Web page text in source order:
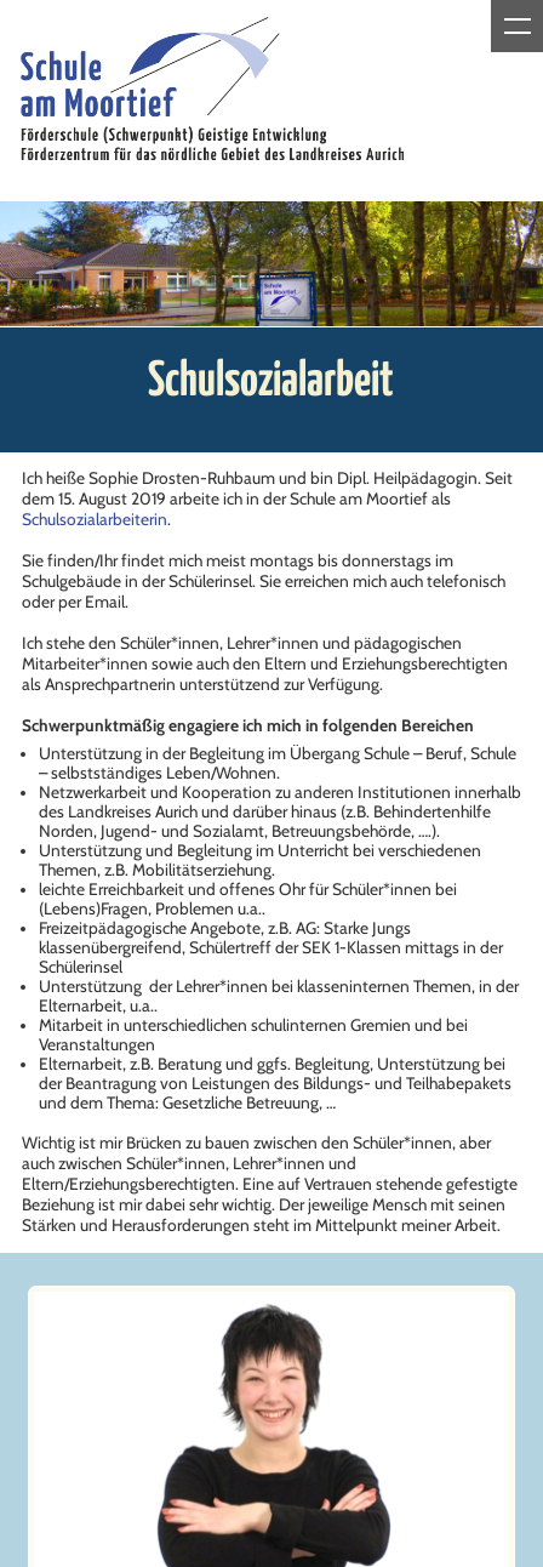
Schulsozialarbeit
Ich heiße Sophie Drosten-Ruhbaum und bin Dipl. Heilpädagogin. Seit
dem 15. August 2019 arbeite ich in der Schule am Moortief als
Schulsozialarbeiterin.
Sie finden/Ihr findet mich meist montags bis donnerstags im
Schulgebäude in der Schülerinsel. Sie erreichen mich auch telefonisch
oder per Email.
Ich stehe den Schüler*innen, Lehrer*innen und pädagogischen
Mitarbeiter*innen sowie auch den Eltern und Erziehungsberechtigten
als Ansprechpartnerin unterstützend zur Verfügung.
Schwerpunktmäßig engagiere ich mich in folgenden Bereichen
Unterstützung in der Begleitung im Übergang Schule – Beruf, Schule
– selbstständiges Leben/Wohnen.
Netzwerkarbeit und Kooperation zu anderen Institutionen innerhalb
des Landkreises Aurich und darüber hinaus (z.B. Behindertenhilfe
Norden, Jugend- und Sozialamt, Betreuungsbehörde, ….).
Unterstützung und Begleitung im Unterricht bei verschiedenen
Themen, z.B. Mobilitätserziehung.
leichte Erreichbarkeit und offenes Ohr für Schüler*innen bei
(Lebens)Fragen, Problemen u.a..
Freizeitpädagogische Angebote, z.B. AG: Starke Jungs
klassenübergreifend, Schülertreff der SEK 1-Klassen mittags in der
Schülerinsel
Unterstützung der Lehrer*innen bei klasseninternen Themen, in der
Elternarbeit, u.a..
Mitarbeit in unterschiedlichen schulinternen Gremien und bei
Veranstaltungen
Elternarbeit, z.B. Beratung und ggfs. Begleitung, Unterstützung bei
der Beantragung von Leistungen des Bildungs- und Teilhabepakets
und dem Thema: Gesetzliche Betreuung, …
Wichtig ist mir Brücken zu bauen zwischen den Schüler*innen, aber
auch zwischen Schüler*innen, Lehrer*innen und
Eltern/Erziehungsberechtigten. Eine auf Vertrauen stehende gefestigte
Beziehung ist mir dabei sehr wichtig. Der jeweilige Mensch mit seinen
Stärken und Herausforderungen steht im Mittelpunkt meiner Arbeit.